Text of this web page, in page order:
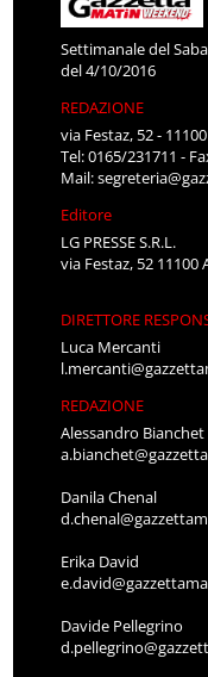
Settimanale del
del 4/10/2016
REDAZIONE
via Festaz, 52 -
Tel: 0165/231711 -
Mail:
Editore
LG PRESSE S.R.L.
via Festaz, 52 11100
DIRETTORE
Luca Mercanti
REDAZIONE
Alessandro Bianchet
Danila Chenal
Erika David
Davide Pellegrino